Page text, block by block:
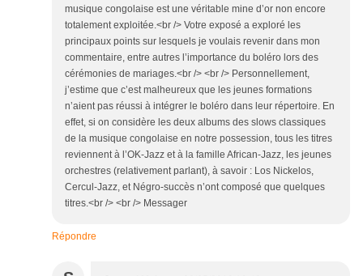
musique congolaise est une véritable mine d’or non encore
totalement exploitée.<br /> Votre exposé a exploré les
principaux points sur lesquels je voulais revenir dans mon
commentaire, entre autres l’importance du boléro lors des
cérémonies de mariages.<br /> <br /> Personnellement,
j’estime que c’est malheureux que les jeunes formations
n’aient pas réussi à intégrer le boléro dans leur répertoire. En
effet, si on considère les deux albums des slows classiques
de la musique congolaise en notre possession, tous les titres
reviennent à l’OK-Jazz et à la famille African-Jazz, les jeunes
orchestres (relativement parlant), à savoir : Los Nickelos,
Cercul-Jazz, et Négro-succès n’ont composé que quelques
titres.<br /> <br /> Messager
Répondre